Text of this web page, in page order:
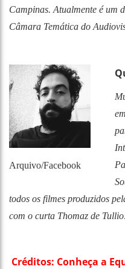
Campinas. Atualmente é um
Câmara Temática do
Arquivo/Facebook
todos os filmes produzidos
com o curta Thomaz de
Créditos: Conheça a